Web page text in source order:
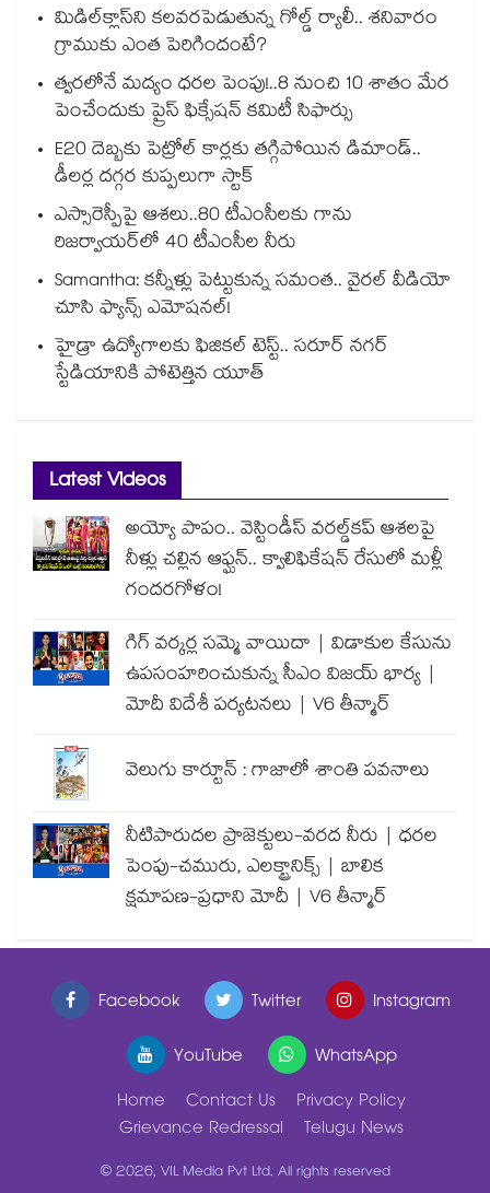
మిడిల్‌క్లాస్‌ని కలవరపెడుతున్న గోల్డ్ ర్యాలీ.. శనివారం
గ్రాముకు ఎంత పెరిగిందంటే?
త్వరలోనే మద్యం ధ‌‌ర‌‌ల పెంపు!..8 నుంచి 10 శాతం మేర
పెంచేందుకు ప్రైస్ ఫిక్సేష‌‌న్ క‌‌మిటీ సిఫార్సు
E20 దెబ్బకు పెట్రోల్ కార్లకు తగ్గిపోయిన డిమాండ్..
డీలర్ల దగ్గర కుప్పలుగా స్టాక్
ఎస్సారెస్పీపై ఆశలు..80 టీఎంసీలకు గాను
రిజర్వాయర్‌‌‌‌‌‌‌‌‌‌‌‌‌‌‌‌లో 40 టీఎంసీల నీరు
Samantha: కన్నీళ్లు పెట్టుకున్న సమంత.. వైరల్ వీడియో
చూసి ఫ్యాన్స్ ఎమోషనల్!
హైడ్రా ఉద్యోగాలకు ఫిజికల్ టెస్ట్.. సరూర్ నగర్
స్టేడియానికి పోటెత్తిన యూత్
Latest Videos
అయ్యో పాపం.. వెస్టిండీస్ వరల్డ్‌కప్ ఆశలపై
నీళ్లు చల్లిన ఆఫ్ఘన్.. క్వాలిఫికేషన్ రేసులో మళ్లీ
గందరగోళం!
గిగ్ వర్కర్ల సమ్మె వాయిదా | విడాకుల కేసును
ఉపసంహరించుకున్న సీఎం విజయ్ భార్య |
మోదీ విదేశీ పర్యటనలు | V6 తీన్మార్
వెలుగు కార్టూన్ : గాజాలో శాంతి పవనాలు
నీటిపారుదల ప్రాజెక్టులు-వరద నీరు | ధరల
పెంపు-చమురు, ఎలక్ట్రానిక్స్ | బాలిక
క్షమాపణ-ప్రధాని మోదీ | V6 తీన్మార్
Facebook Twitter
Instagram
YouTube
WhatsApp
Home
Contact Us
Privacy Policy
Grievance Redressal
Telugu News
© 2026, VIL Media Pvt Ltd. All rights reserved